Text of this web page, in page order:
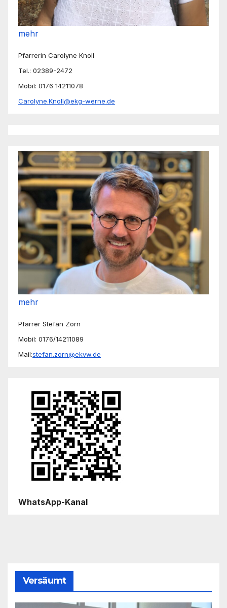
mehr
Pfarrerin Carolyne Knoll
Tel.: 02389-2472
Mobil: 0176 14211078
Carolyne.Knoll@ekg-werne.de
mehr
Pfarrer Stefan Zorn
Mobil: 0176/14211089
Mail:stefan.zorn@ekvw.de
WhatsApp-Kanal
Versäumt